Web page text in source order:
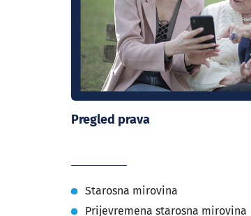
Pregled prava
Starosna mirovina
Prijevremena starosna mirovina